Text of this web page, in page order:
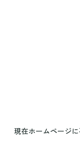
現在ホームページ